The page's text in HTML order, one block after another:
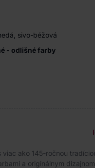
sivo-béžová
- odlišné farby
ako 145-ročnou
a originálnym